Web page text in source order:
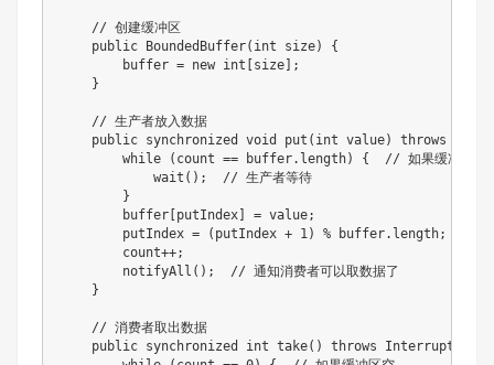
    // 创建缓冲区
    public BoundedBuffer(int size) {
        buffer = new int[size];
    }
    // 生产者放入数据
public synchronized void put(int value) throws
        while (count == buffer.length) {  // 如果缓冲区满
            wait();  // 生产者等待
        }
        buffer[putIndex] = value;
putIndex = (putIndex + 1) % buffer.length;  //
        count++;
        notifyAll();  // 通知消费者可以取数据了
    }
    // 消费者取出数据
public synchronized int take() throws